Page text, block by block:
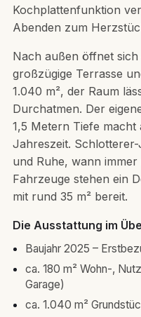
Kochplattenfunktion
Abenden zum
Nach außen öffnet
großzügige Terrasse
1.040 m², der Raum
Durchatmen. Der
1,5 Metern Tiefe macht
Jahreszeit.
und Ruhe, wann
Fahrzeuge stehen ein
mit rund 35 m² bereit.
Die Ausstattung im
Baujahr 2025 –
ca. 180 m² Wohn-,
Garage)
ca. 1.040 m²